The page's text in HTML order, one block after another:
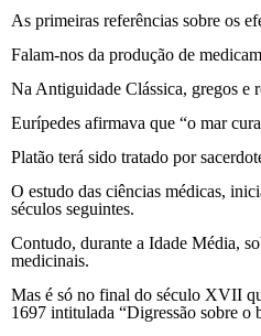
As primeiras referências sobre os
Falam-nos da produção de
Na Antiguidade Clássica, gregos e
Eurípedes afirmava que “o mar
Platão terá sido tratado por
O estudo das ciências médicas,
séculos seguintes.
Contudo, durante a Idade Média,
medicinais.
Mas é só no final do século XVII
1697 intitulada “Digressão sobre o